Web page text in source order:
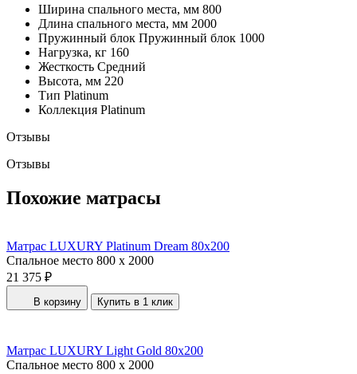
Ширина спального места, мм 800
Длина спального места, мм 2000
Пружинный блок Пружинный блок 1000
Нагрузка, кг 160
Жесткость Средний
Высота, мм 220
Тип Platinum
Коллекция Platinum
Отзывы
Отзывы
Похожие матрасы
Матрас LUXURY Platinum Dream 80x200
Спальное место 800 x 2000
21 375 ₽
В корзину Купить в 1 клик
Матрас LUXURY Light Gold 80x200
Спальное место 800 x 2000